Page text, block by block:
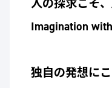
人の探求こそ
Imagination
独自の発想に